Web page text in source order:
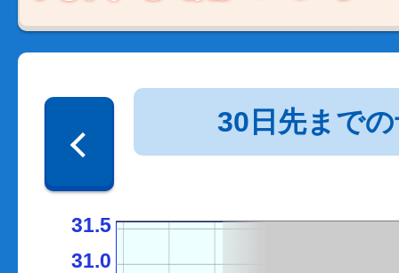
30日先まで
31.0
31.5